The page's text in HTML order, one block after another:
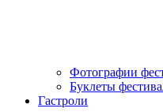
Фотографии
Буклеты
Гастроли